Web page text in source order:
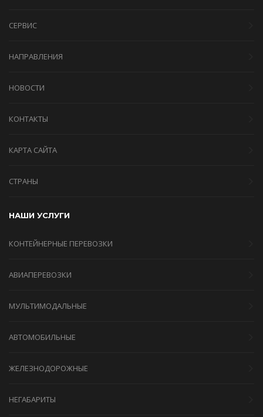
СЕРВИС
НАПРАВЛЕНИЯ
НОВОСТИ
КОНТАКТЫ
КАРТА САЙТА
СТРАНЫ
НАШИ УСЛУГИ
КОНТЕЙНЕРНЫЕ ПЕРЕВОЗКИ
АВИАПЕРЕВОЗКИ
МУЛЬТИМОДАЛЬНЫЕ
АВТОМОБИЛЬНЫЕ
ЖЕЛЕЗНОДОРОЖНЫЕ
НЕГАБАРИТЫ